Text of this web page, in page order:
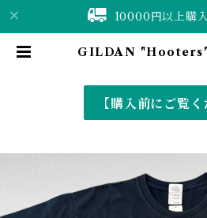
10000円以上購
GILDAN "Hooters" company
tage〉
【購入前にご覧く